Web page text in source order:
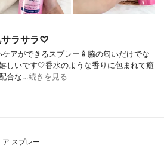
サラサラ♡
アができるスプレー🧴脇の匂いだけでな
しいです🤍香水のような香りに包まれて癒
合な…続きを見る
スプレー